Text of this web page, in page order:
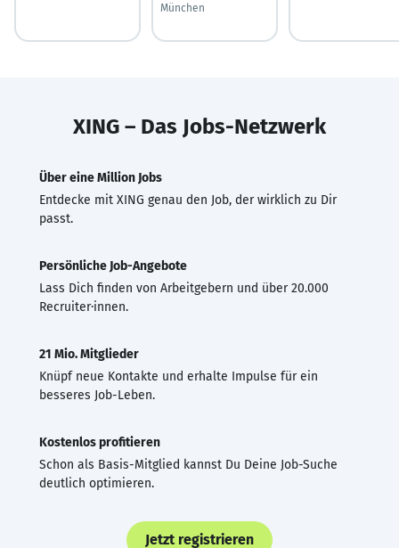
München
XING – Das Jobs-Netzwerk
Über eine Million Jobs
Entdecke mit XING genau den Job, der wirklich zu Dir
passt.
Persönliche Job-Angebote
Lass Dich finden von Arbeitgebern und über 20.000
Recruiter·innen.
21 Mio. Mitglieder
Knüpf neue Kontakte und erhalte Impulse für ein
besseres Job-Leben.
Kostenlos profitieren
Schon als Basis-Mitglied kannst Du Deine Job-Suche
deutlich optimieren.
Jetzt registrieren